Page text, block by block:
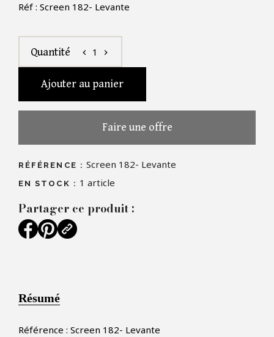
Réf : Screen 182- Levante
Quantité chevron_left 1 chevron_right
Ajouter au panier
Faire une offre
RÉFÉRENCE : Screen 182- Levante
EN STOCK : 1 article
Partager ce produit :
Résumé
Référence : Screen 182- Levante